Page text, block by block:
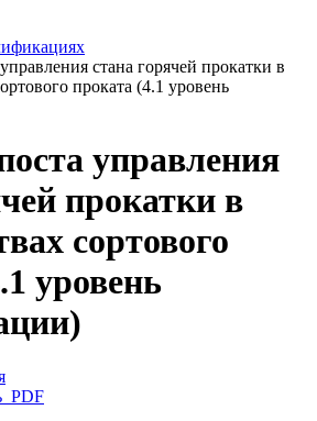
стана горячей прокатки в
проката (4.1 уровень
управления
прокатки в
сортового
уровень
PDF